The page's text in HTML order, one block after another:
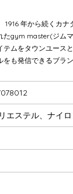
1916 年から続くカ
たgym master(ジム
ムをタウンユース
も発信できるブラン
エステル、ナイ